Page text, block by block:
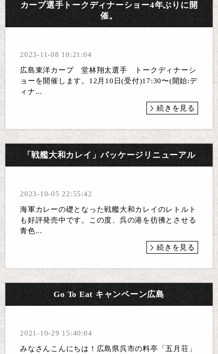
カープ選手トークディナーショー4年ぶりに開
催。
2023-11-08 10:21:04
広島東洋カープ 堂林翔太選手 トークディナーシ
ョーを開催します。12月10日(受付)17:30〜(開始:デ
ィナ...
続きを見る
「戦艦大和カレイ」パッケージリニューアル
2023-10-05 22:55:42
海軍カレーの礎となった戦艦大和カレイのレトルト
も好評発売中です。この度、呉の港を彷彿とさせる
青色...
続きを見る
Go To Eat キャンペーン広島
2021-10-29 15:40:04
みなさんこんにちは！広島県呉市の料亭「五月荘」